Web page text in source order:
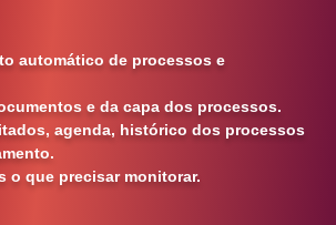
automático de processos e
e da capa dos processos.
agenda, histórico dos processos
o que precisar monitorar.